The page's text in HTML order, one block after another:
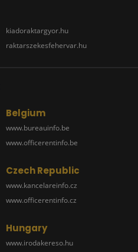
kiadoraktargyor.hu
raktarszekesfehervar.hu
Belgium
www.bureauinfo.be
www.officerentinfo.be
Czech Republic
www.kancelareinfo.cz
www.officerentinfo.cz
Hungary
www.irodakereso.hu